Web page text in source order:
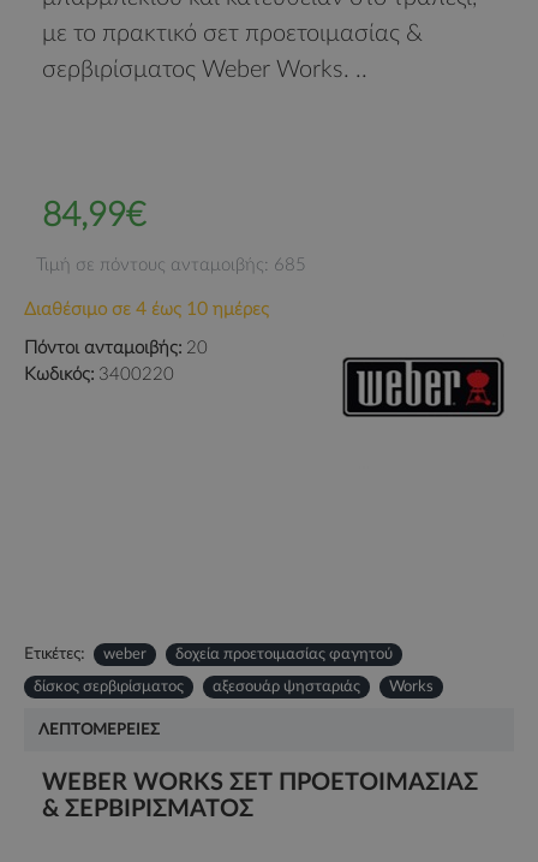
με το πρακτικό σετ προετοιμασίας &
σερβιρίσματος Weber Works. ..
Διαθέσιμο σε 4 έως 10 ημέρες
Πόντοι ανταμοιβής: 20
Κωδικός: 3400220
84,99€
Τιμή σε πόντους ανταμοιβής: 685
Ετικέτες: weber δοχεία προετοιμασίας φαγητού
δίσκος σερβιρίσματος αξεσουάρ ψησταριάς Works
ΛΕΠΤΟΜΈΡΕΙΕΣ
WEBER WORKS ΣΕΤ ΠΡΟΕΤΟΙΜΑΣΊΑΣ
& ΣΕΡΒΙΡΊΣΜΑΤΟΣ